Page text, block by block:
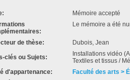
Mémoire accepté
Le mémoire a été
de thèse: Dubois, Jean
clés ou Sujets:
Installations vidéo
Textiles et tissus /
d'appartenance:
Faculté des arts >